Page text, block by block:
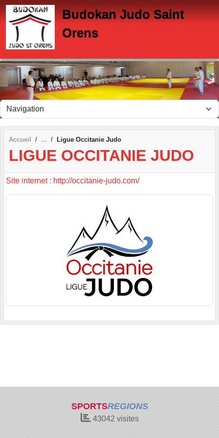
Budokan Judo Saint
Orens
Accueil Ligue Occitanie Judo
LIGUE OCCITANIE JUDO
Site internet : http://occitanie-judo.com/
SPORTSREGIONS
43042 visites
Panneau de gestion des cookies